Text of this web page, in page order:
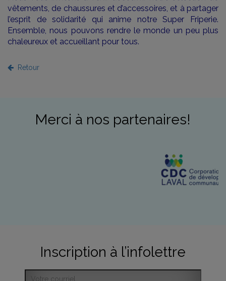
vêtements, de chaussures et d’accessoires, et à partager
l’esprit de solidarité qui anime notre Super Friperie.
Ensemble, nous pouvons rendre le monde un peu plus
chaleureux et accueillant pour tous.
Retour
Merci à nos partenaires!
Inscription à l’infolettre